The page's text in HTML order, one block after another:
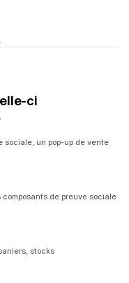
ci
sociale, un pop-up de vente
de preuve sociale
stocks